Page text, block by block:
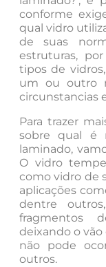
conforme
qual vidro
de suas
estruturas,
tipos de
um ou outro
circunstancias
Para trazer
sobre qual é
laminado,
O vidro
como vidro de
aplicações
dentre
fragmentos
deixando o
não pode
outros.